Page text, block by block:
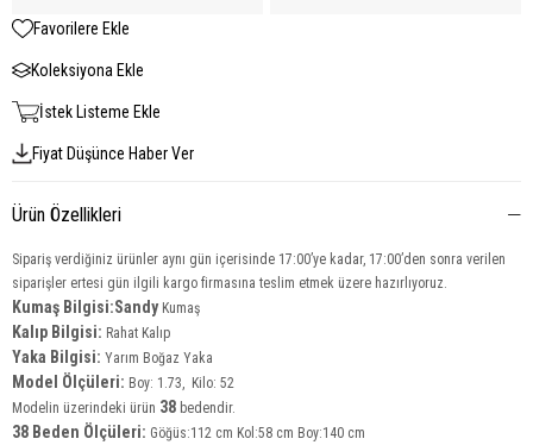
Favorilere Ekle
Koleksiyona Ekle
İstek Listeme Ekle
Fiyat Düşünce Haber Ver
Ürün Özellikleri
Sipariş verdiğiniz ürünler aynı gün içerisinde 17:00’ye kadar, 17:00’den sonra verilen
siparişler ertesi gün ilgili kargo firmasına teslim etmek üzere hazırlıyoruz.
Kumaş Bilgisi:Sandy Kumaş
Kalıp Bilgisi: Rahat Kalıp
Yaka Bilgisi: Yarım Boğaz Yaka
Model Ölçüleri: Boy: 1.73, Kilo: 52
Modelin üzerindeki ürün 38 bedendir.
38 Beden Ölçüleri: Göğüs:112 cm Kol:58 cm Boy:140 cm